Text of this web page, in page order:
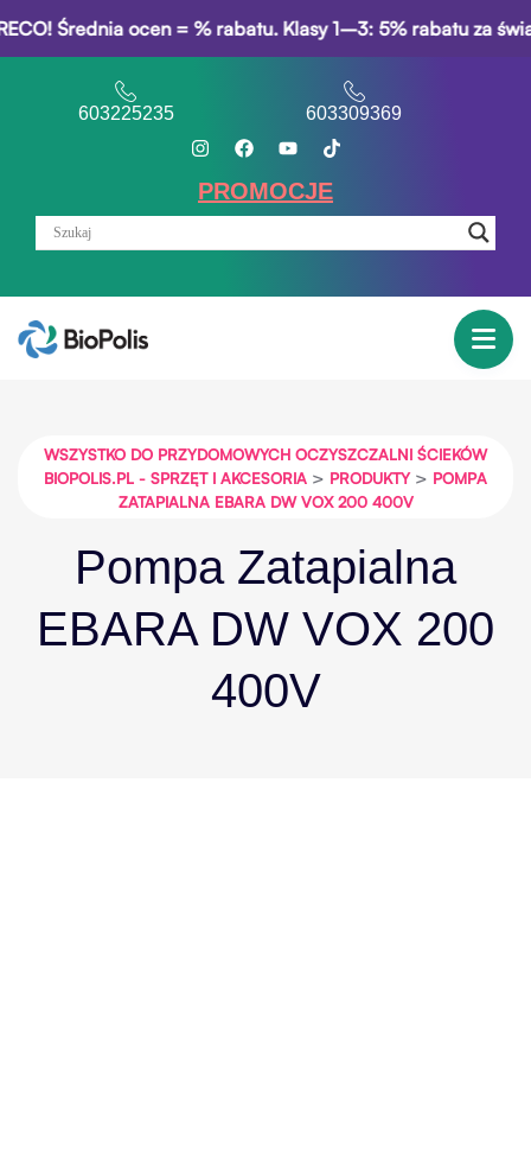
Średnia ocen = % rabatu. Klasy 1–3: 5% rabatu za
603225235 603309369
PROMOCJE
WSZYSTKO DO PRZYDOMOWYCH OCZYSZCZALNI ŚCIEKÓW
BIOPOLIS.PL - SPRZĘT I AKCESORIA > PRODUKTY> POMPA
ZATAPIALNA EBARA DW VOX 200 400V
Pompa Zatapialna
EBARA DW VOX 200
400V